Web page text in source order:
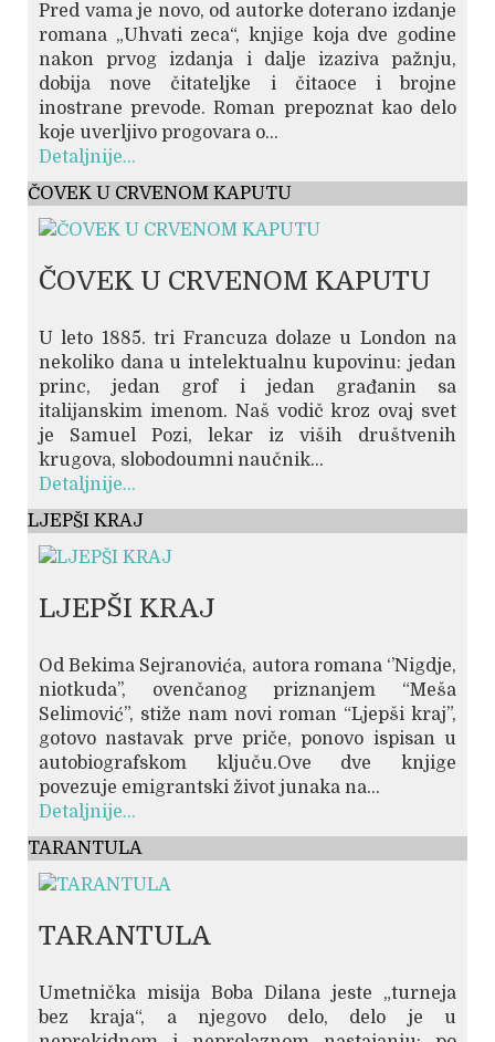
Pred vama je novo, od autorke doterano izdanje
romana „Uhvati zeca“, knjige koja dve godine
nakon prvog izdanja i dalje izaziva pažnju,
dobija nove čitateljke i čitaoce i brojne
inostrane prevode. Roman prepoznat kao delo
koje uverljivo progovara o...
Detaljnije...
ČOVEK U CRVENOM KAPUTU
ČOVEK U CRVENOM KAPUTU
U leto 1885. tri Francuza dolaze u London na
nekoliko dana u intelektualnu kupovinu: jedan
princ, jedan grof i jedan građanin sa
italijanskim imenom. Naš vodič kroz ovaj svet
je Samuel Pozi, lekar iz viših društvenih
krugova, slobodoumni naučnik...
Detaljnije...
LJEPŠI KRAJ
LJEPŠI KRAJ
Od Bekima Sejranovića, autora romana ‘’Nigdje,
niotkuda’’, ovenčanog priznanjem “Meša
Selimović”, stiže nam novi roman “Ljepši kraj”,
gotovo nastavak prve priče, ponovo ispisan u
autobiografskom ključu.Ove dve knjige
povezuje emigrantski život junaka na...
Detaljnije...
TARANTULA
TARANTULA
Umetnička misija Boba Dilana jeste „turneja
bez kraja“, a njegovo delo, delo je u